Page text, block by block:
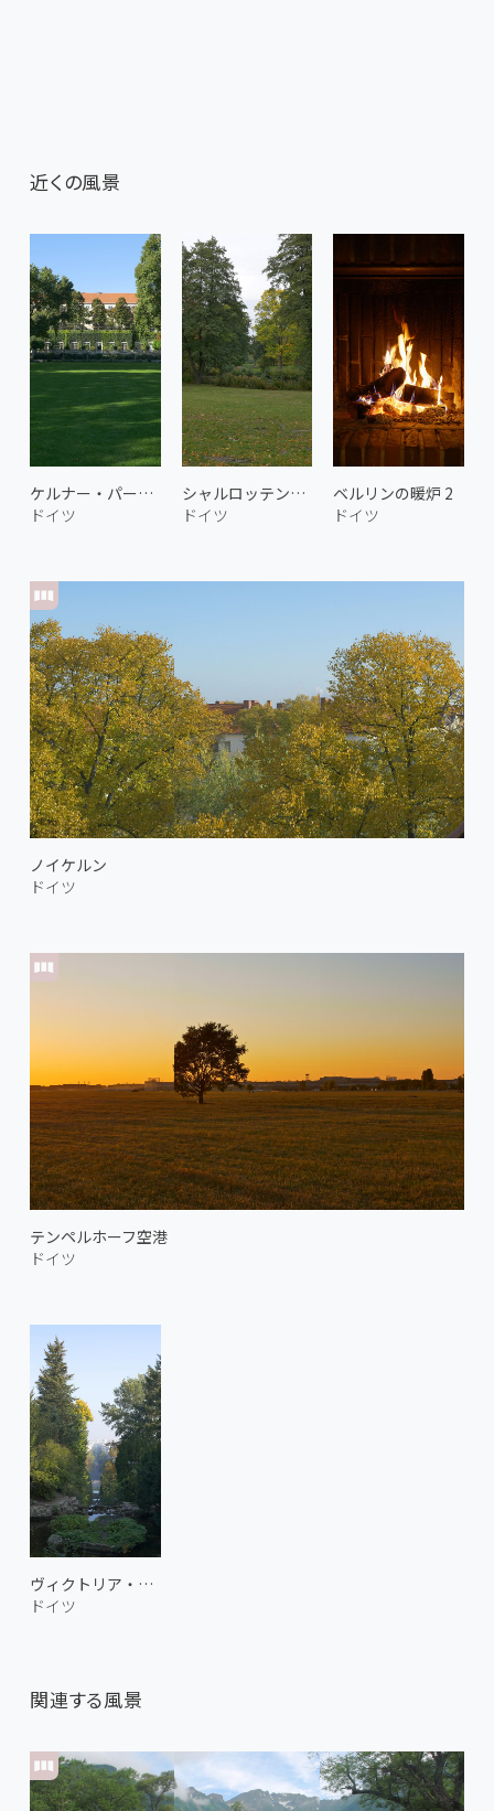
近くの風景
ケルナー・パーク 2
ドイツ
シャルロッテンブルク宮殿の森
ドイツ
ノイケルン
ドイツ
テンペルホーフ空港
ドイツ
ベルリンの暖炉 2
ドイツ
ヴィクトリア・パーク
ドイツ
関連する風景